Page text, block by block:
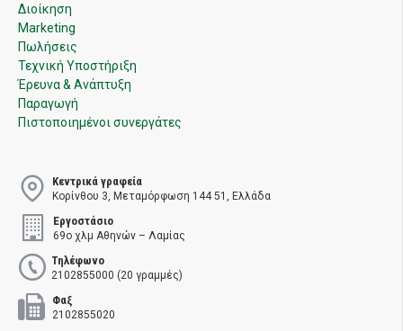
Διοίκηση
Marketing
Πωλήσεις
Τεχνική Υποστήριξη
Έρευνα & Ανάπτυξη
Παραγωγή
Πιστοποιημένοι συνεργάτες
Κεντρικά γραφεία
Κορίνθου 3, Μεταμόρφωση 144 51, Ελλάδα
Εργοστάσιο
69ο χλμ Αθηνών – Λαμίας
Τηλέφωνο
2102855000 (20 γραμμές)
Φαξ
2102855020